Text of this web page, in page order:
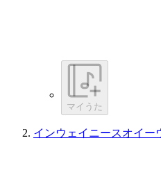
マイうた
インウェイニースオイー